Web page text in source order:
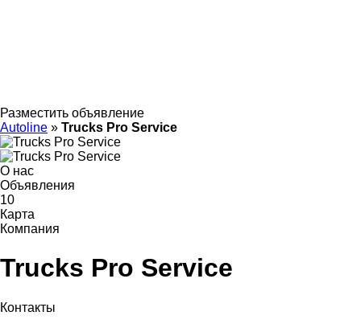
Разместить объявление
Autoline » Trucks Pro Service
О нас
Объявления
10
Карта
Компания
Trucks Pro Service
Контакты